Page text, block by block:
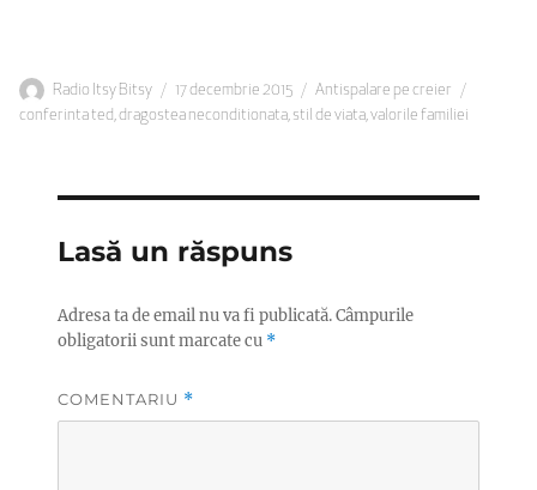
Autor
Radio Itsy Bitsy
Publicat
pe
17 decembrie 2015 Categorii
Antispalare pe creier
conferinta ted,dragostea neconditionata, stil de viata,valorile familiei
Lasă un răspuns
Adresa ta de email nu va fi publicată.Câmpurile
obligatorii sunt marcate cu *
COMENTARIU *